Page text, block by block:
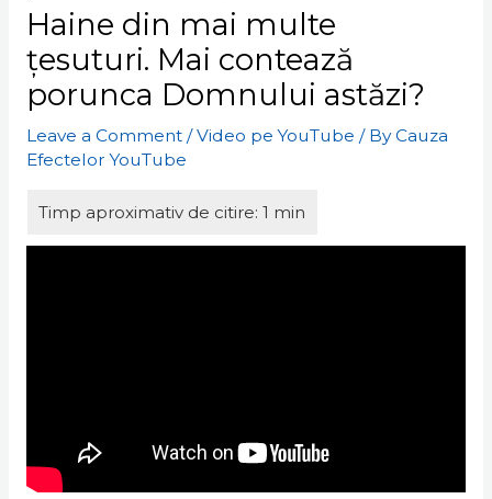
Haine din mai multe
țesuturi. Mai contează
porunca Domnului astăzi?
Leave a Comment /Video pe YouTube / ByCauza
Efectelor YouTube